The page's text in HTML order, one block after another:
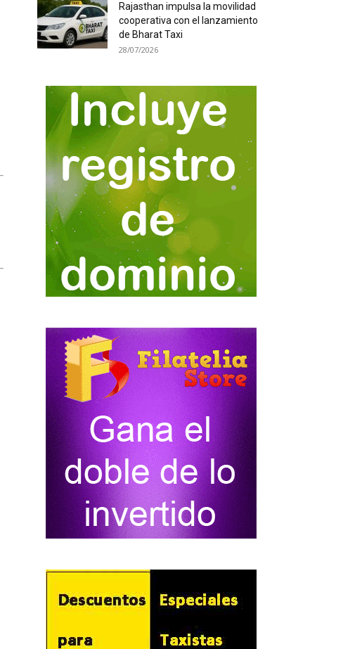
Rajasthan impulsa la movilidad
cooperativa con el lanzamiento
de Bharat Taxi
28/07/2026